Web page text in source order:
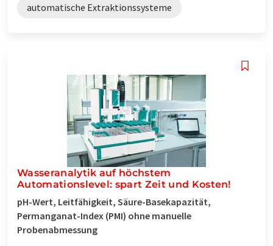
automatische Extraktionssysteme
Wasseranalytik auf höchstem
Automationslevel: spart Zeit und Kosten!
pH-Wert, Leitfähigkeit, Säure-Basekapazität,
Permanganat-Index (PMI) ohne manuelle
Probenabmessung